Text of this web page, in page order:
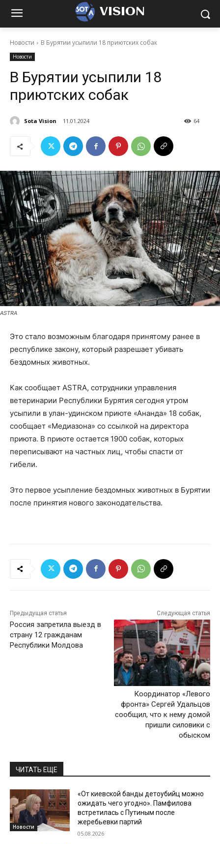
VISION
Новости В Бурятии усыпили 18 приютских собак
Новости
В Бурятии усыпили 18
приютских собак
Sota Vision 11.01.2024 64
ASTRA
Это стало возможным благодаря принятому ранее в
республике закону, который разрешает убивать
бездомных животных.
Как сообщает ASTRA, сотрудники управления
ветеринарии Республики Бурятия сегодня утром
усыпили в улан-удинском приюте «Ананда» 18 собак,
сообщает «Медиазона» со ссылкой на директора
приюта. В приюте остается 1900 собак, которых
переписывают на частных лиц, чтобы спасти от
гибели.
Это первое усыпление бездомных животных в Бурятии
после принятия нового законодательства.
Предыдущая статья
Россия запретила выезд в
страну 12 гражданам
Республики Молдова
Следующая статья
Координатор «Левого
фронта» Сергей Удальцов
сообщил, что к нему домой
пришли силовики с
обыском
ЧИТАТЬ ЕЩЕ
Новости
«От киевской банды детоубийц можно
ожидать чего угодно». Памфилова
встретилась с Путиным после
жеребьевки партий
05.08.2026